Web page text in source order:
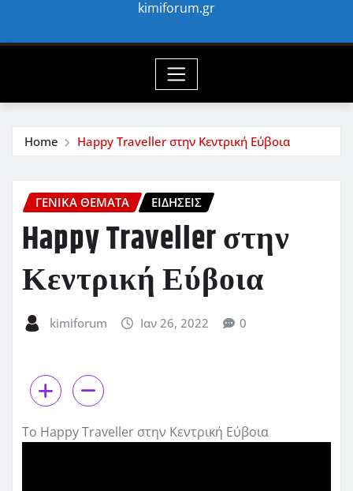
kimiforum.gr
Home Happy Traveller στην Κεντρική Εύβοια
ΓΕΝΙΚΑ ΘΕΜΑΤΑ ΕΙΔΗΣΕΙΣ
Happy Traveller στην
Κεντρική Εύβοια
kimiforum Ιαν 26, 2022 0
Το Happy Traveller στην Κεντρική Εύβοια